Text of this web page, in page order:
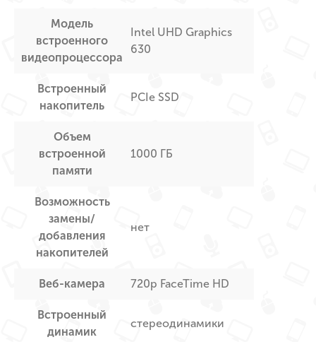
Модель
встроенного
видеопроцессора
Intel UHD Graphics
630
Встроенный
накопитель
PCIe SSD
Объем
встроенной
памяти
1000 ГБ
Возможность
замены/
добавления
накопителей
нет
Веб-камера 720p FaceTime HD
Встроенный
динамик
стереодинамики